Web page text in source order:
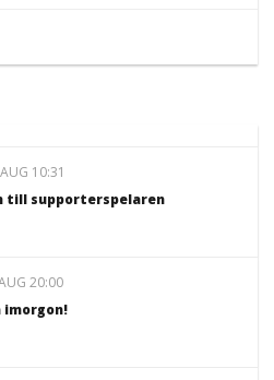
10:31
till supporterspelaren
20:00
imorgon!